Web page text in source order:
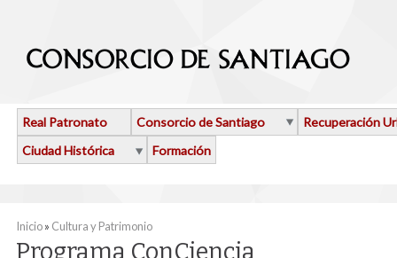
Real Patronato Consorcio de Santiago
Recuperación
Ciudad Histórica
Formación
Se encuentra usted aquí
Inicio» Cultura y Patrimonio
Programa ConCiencia